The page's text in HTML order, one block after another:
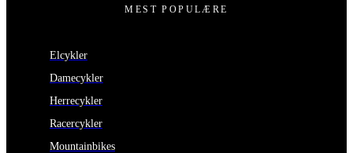
MEST POPULÆRE
Elcykler
Damecykler
Herrecykler
Racercykler
Mountainbikes